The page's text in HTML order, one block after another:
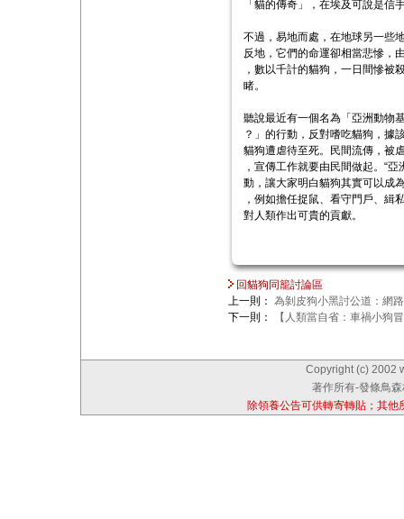
「貓的傳奇」，在埃及可說是信
不過，易地而處，在地球另一些
反地，它們的命運卻相當悲慘，
，數以千計的貓狗，一日間慘被
睹。
聽說最近有一個名為「亞洲動物
？」的行動，反對嗜吃貓狗，據
貓狗遭虐待至死。民間流傳，被
，宣傳工作就要由民間做起。“
動，讓大家明白貓狗其實可以成
，例如擔任捉鼠、看守門戶、緝
對人類作出可貴的貢獻。
回貓狗同籠討論區
上一則： 為剝皮狗小黑討公道：網
下一則：
【人類當自省：車禍小狗
Copyright (c) 2002
著作所有-發條鳥
除領養公告可供轉寄轉貼；其